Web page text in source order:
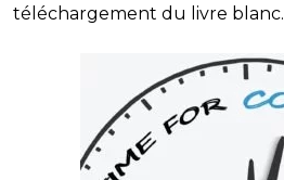
téléchargement du livre blanc.